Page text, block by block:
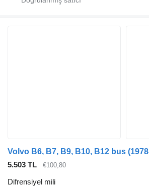
5.503 TL €100,80
Difrensiyel mili